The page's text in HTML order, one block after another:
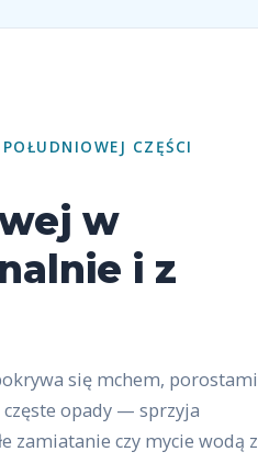
CZĘŚCI
w
i z
się mchem, porostami
opady — sprzyja
zamiatanie czy mycie wodą z